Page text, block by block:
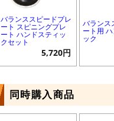
バランススピードプレ
ート スピニングプレ
ート ハンドスティッ
クセット
5,720円
バランス
ート用
ック
同時購入商品